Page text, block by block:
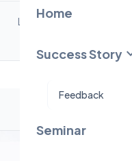
Home
Success Story
Feedback
Seminar
Level:Intermediate